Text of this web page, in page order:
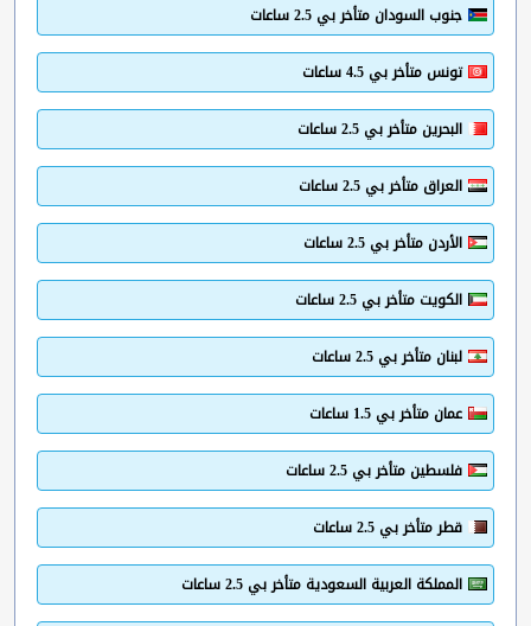
جنوب السودان متأخر بي 2.5 ساعات
تونس متأخر بي 4.5 ساعات
البحرين متأخر بي 2.5 ساعات
العراق متأخر بي 2.5 ساعات
الأردن متأخر بي 2.5 ساعات
الكويت متأخر بي 2.5 ساعات
لبنان متأخر بي 2.5 ساعات
عمان متأخر بي 1.5 ساعات
فلسطين متأخر بي 2.5 ساعات
قطر متأخر بي 2.5 ساعات
المملكة العربية السعودية متأخر بي 2.5 ساعات